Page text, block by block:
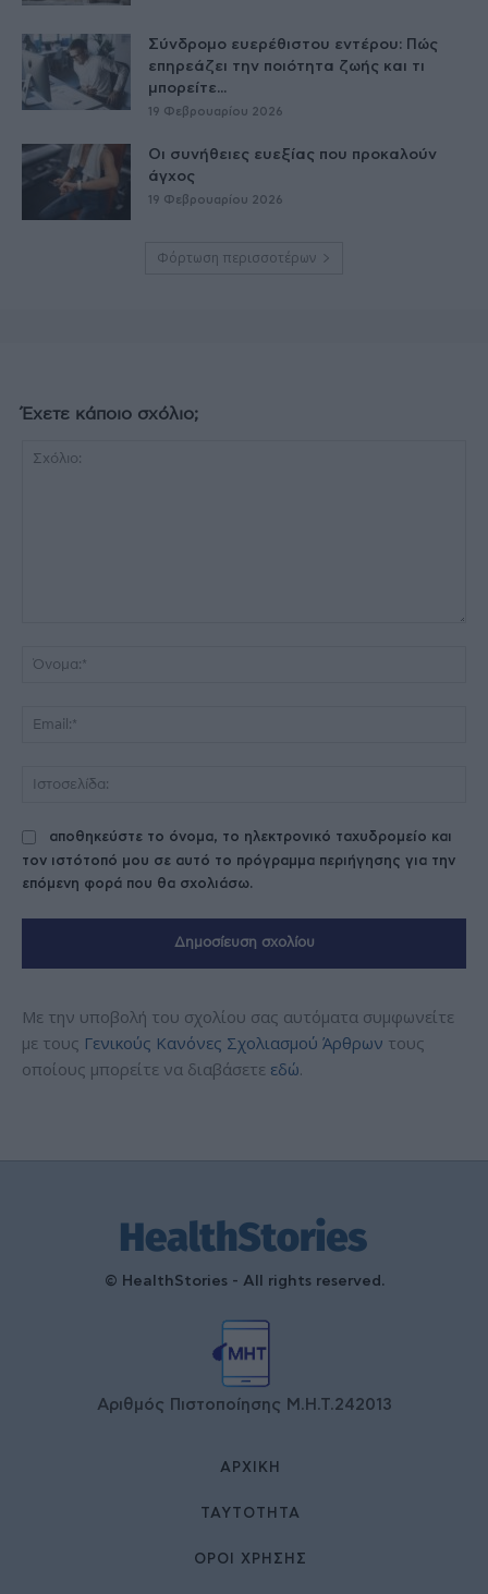
Σύνδρομο ευερέθιστου εντέρου: Πώς
επηρεάζει την ποιότητα ζωής και τι
μπορείτε...
19 Φεβρουαρίου 2026
Οι συνήθειες ευεξίας που προκαλούν
άγχος
19 Φεβρουαρίου 2026
Φόρτωση περισσοτέρων
Έχετε κάποιο σχόλιο;
αποθηκεύστε το όνομα, το ηλεκτρονικό ταχυδρομείο και
τον ιστότοπό μου σε αυτό το πρόγραμμα περιήγησης για την
επόμενη φορά που θα σχολιάσω.
Με την υποβολή του σχολίου σας αυτόματα συμφωνείτε
με τους Γενικούς Κανόνες Σχολιασμού Άρθρων τους
οποίους μπορείτε να διαβάσετε εδώ.
© HealthStories - All rights reserved.
Αριθμός Πιστοποίησης Μ.Η.Τ.242013
ΑΡΧΙΚΉ
ΤΑΥΤΌΤΗΤΑ
ΌΡΟΙ ΧΡΉΣΗΣ